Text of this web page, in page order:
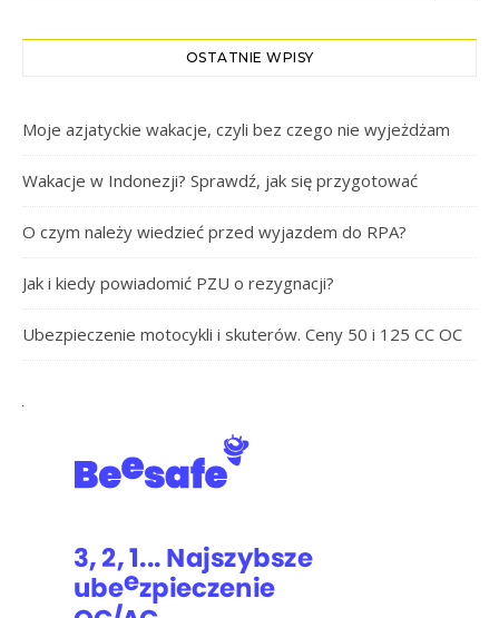
OSTATNIE WPISY
Moje azjatyckie wakacje, czyli bez czego nie wyjeżdżam
Wakacje w Indonezji? Sprawdź, jak się przygotować
O czym należy wiedzieć przed wyjazdem do RPA?
Jak i kiedy powiadomić PZU o rezygnacji?
Ubezpieczenie motocykli i skuterów. Ceny 50 i 125 CC OC